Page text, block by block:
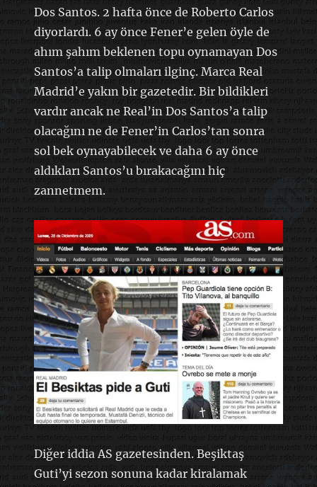
Dos Santos. 2 hafta önce de Roberto Carlos
diyorlardı. 6 ay önce Fener’e gelen öyle de
ahım şahım beklenen topu oynamayan Dos
Santos’a talip olmaları ilginç. Marca Real
Madrid’e yakın bir gazetedir. Bir bildikleri
vardır ancak ne Real’in Dos Santos’a talip
olacağını ne de Fener’in Carlos’tan sonra
sol bek oynayabilecek ve daha 6 ay önce
aldıkları Santos’u bırakacağını hiç
zannetmem.
Diğer iddia AS gazetesinden. Beşiktaş
Guti’yi sezon sonuna kadar kiralamak